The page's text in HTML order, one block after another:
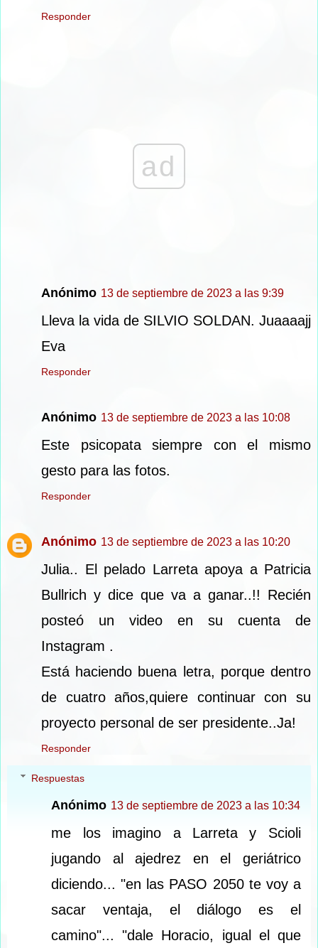
Responder
ad
Anónimo 13 de septiembre de 2023 a las 9:39
Lleva la vida de SILVIO SOLDAN. Juaaaajj
Eva
Responder
Anónimo 13 de septiembre de 2023 a las 10:08
Este psicopata siempre con el mismo
gesto para las fotos.
Responder
Anónimo 13 de septiembre de 2023 a las 10:20
Julia.. El pelado Larreta apoya a Patricia
Bullrich y dice que va a ganar..!! Recién
posteó un video en su cuenta de
Instagram .
Está haciendo buena letra, porque dentro
de cuatro años,quiere continuar con su
proyecto personal de ser presidente..Ja!
Responder
Respuestas
Anónimo 13 de septiembre de 2023 a las 10:34
me los imagino a Larreta y Scioli
jugando al ajedrez en el geriátrico
diciendo... "en las PASO 2050 te voy a
sacar ventaja, el diálogo es el
camino"... "dale Horacio, igual el que